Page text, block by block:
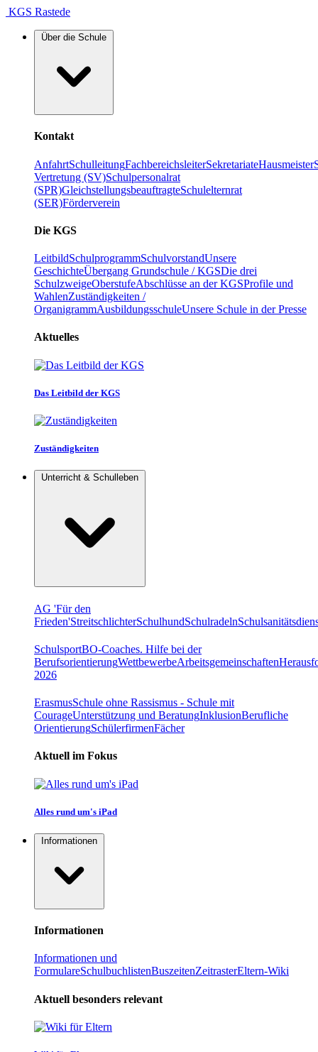
KGS Rastede
Über die Schule
Kontakt
AnfahrtSchulleitungFachbereichsleiterSekretariateHausmeister
Vertretung (SV)Schulpersonalrat
(SPR)GleichstellungsbeauftragteSchulelternrat
(SER)Förderverein
Die KGS
LeitbildSchulprogrammSchulvorstandUnsere
GeschichteÜbergang Grundschule / KGSDie drei
SchulzweigeOberstufeAbschlüsse an der KGSProfile und
WahlenZuständigkeiten /
OrganigrammAusbildungsschuleUnsere Schule in der Presse
Aktuelles
Das Leitbild der KGS
Zuständigkeiten
Unterricht & Schulleben
AG 'Für den
Frieden'StreitschlichterSchulhundSchulradeln
SchulsportBO-Coaches. Hilfe bei der
BerufsorientierungWettbewerbeArbeitsgemeinschaften
2026
ErasmusSchule ohne Rassismus - Schule mit
CourageUnterstützung und BeratungInklusionBerufliche
OrientierungSchülerfirmenFächer
Aktuell im Fokus
Alles rund um's iPad
Informationen
Informationen
Informationen und
FormulareSchulbuchlistenBuszeitenZeitrasterEltern-Wiki
Aktuell besonders relevant